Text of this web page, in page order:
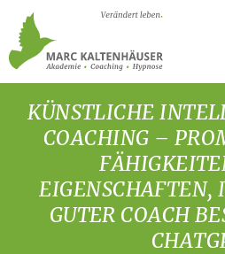
Startseite
KÜNSTLICHE
COACHING –
EIGENSCHAFTEN,
GUTER COACH